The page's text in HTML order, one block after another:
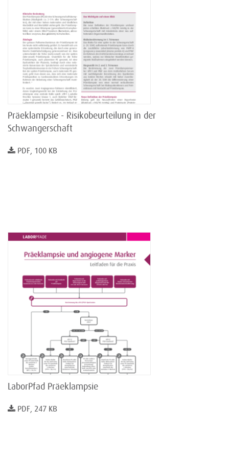
Präeklampsie - Risikobeurteilung in der
Schwangerschaft
PDF, 100 KB
LaborPfad Präeklampsie
PDF, 247 KB